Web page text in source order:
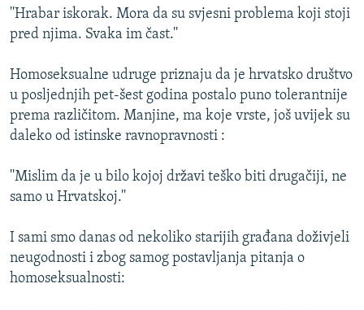
''Hrabar iskorak. Mora da su svjesni problema koji stoji
pred njima. Svaka im čast.''
Homoseksualne udruge priznaju da je hrvatsko društvo
u posljednjih pet-šest godina postalo puno tolerantnije
prema različitom. Manjine, ma koje vrste, još uvijek su
daleko od istinske ravnopravnosti :
''Mislim da je u bilo kojoj državi teško biti drugačiji, ne
samo u Hrvatskoj.''
I sami smo danas od nekoliko starijih građana doživjeli
neugodnosti i zbog samog postavljanja pitanja o
homoseksualnosti: